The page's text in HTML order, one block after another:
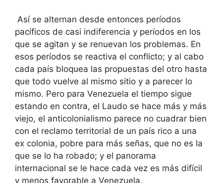
Así se alternan desde entonces períodos
pacíficos de casi indiferencia y períodos en los
que se agitan y se renuevan los problemas. En
esos períodos se reactiva el conflicto; y al cabo
cada país bloquea las propuestas del otro hasta
que todo vuelve al mismo sitio y a parecer lo
mismo. Pero para Venezuela el tiempo sigue
estando en contra, el Laudo se hace más y más
viejo, el anticolonialismo parece no cuadrar bien
con el reclamo territorial de un país rico a una
ex colonia, pobre para más señas, que no es la
que se lo ha robado; y el panorama
internacional se le hace cada vez es más difícil
y menos favorable a Venezuela.